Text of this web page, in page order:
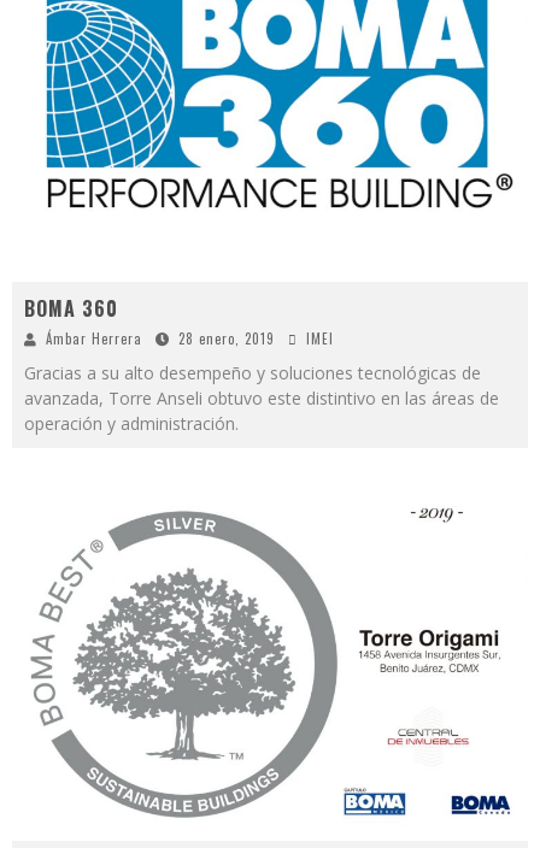
BOMA 360
Ámbar Herrera 28 enero, 2019 IMEI
Gracias a su alto desempeño y soluciones tecnológicas de
avanzada, Torre Anseli obtuvo este distintivo en las áreas de
operación y administración.